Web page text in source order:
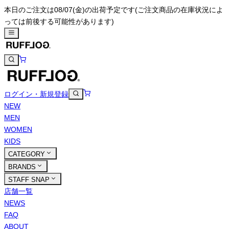
本日のご注文は08/07(金)の出荷予定です(ご注文商品の在庫状況によ
っては前後する可能性があります)
ログイン・新規登録
NEW
MEN
WOMEN
KIDS
CATEGORY
BRANDS
STAFF SNAP
店舗一覧
NEWS
FAQ
ABOUT